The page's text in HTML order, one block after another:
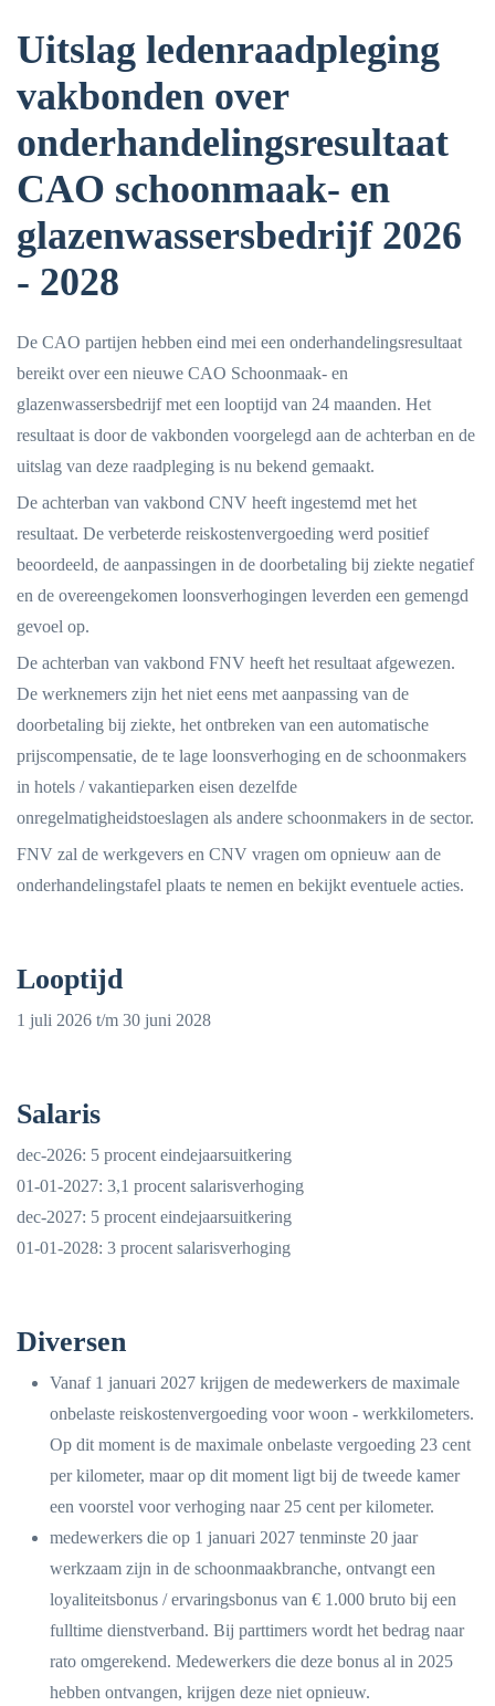
Uitslag ledenraadpleging
vakbonden over
onderhandelingsresultaat
CAO schoonmaak- en
glazenwassersbedrijf 2026
- 2028
De CAO partijen hebben eind mei een onderhandelingsresultaat
bereikt over een nieuwe CAO Schoonmaak- en
glazenwassersbedrijf met een looptijd van 24 maanden. Het
resultaat is door de vakbonden voorgelegd aan de achterban en de
uitslag van deze raadpleging is nu bekend gemaakt.
De achterban van vakbond CNV heeft ingestemd met het
resultaat. De verbeterde reiskostenvergoeding werd positief
beoordeeld, de aanpassingen in de doorbetaling bij ziekte negatief
en de overeengekomen loonsverhogingen leverden een gemengd
gevoel op.
De achterban van vakbond FNV heeft het resultaat afgewezen.
De werknemers zijn het niet eens met aanpassing van de
doorbetaling bij ziekte, het ontbreken van een automatische
prijscompensatie, de te lage loonsverhoging en de schoonmakers
in hotels / vakantieparken eisen dezelfde
onregelmatigheidstoeslagen als andere schoonmakers in de sector.
FNV zal de werkgevers en CNV vragen om opnieuw aan de
onderhandelingstafel plaats te nemen en bekijkt eventuele acties.
Looptijd
1 juli 2026 t/m 30 juni 2028
Salaris
dec-2026: 5 procent eindejaarsuitkering
01-01-2027: 3,1 procent salarisverhoging
dec-2027: 5 procent eindejaarsuitkering
01-01-2028: 3 procent salarisverhoging
Diversen
Vanaf 1 januari 2027 krijgen de medewerkers de maximale
onbelaste reiskostenvergoeding voor woon - werkkilometers.
Op dit moment is de maximale onbelaste vergoeding 23 cent
per kilometer, maar op dit moment ligt bij de tweede kamer
een voorstel voor verhoging naar 25 cent per kilometer.
medewerkers die op 1 januari 2027 tenminste 20 jaar
werkzaam zijn in de schoonmaakbranche, ontvangt een
loyaliteitsbonus / ervaringsbonus van € 1.000 bruto bij een
fulltime dienstverband. Bij parttimers wordt het bedrag naar
rato omgerekend. Medewerkers die deze bonus al in 2025
hebben ontvangen, krijgen deze niet opnieuw.